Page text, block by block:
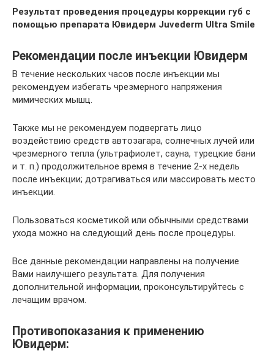
Результат проведения процедуры коррекции губ с
помощью препарата Ювидерм Juvederm Ultra Smile
Рекомендации после инъекции Ювидерм
В течение нескольких часов после инъекции мы
рекомендуем избегать чрезмерного напряжения
мимических мышц.
Также мы не рекомендуем подвергать лицо
воздействию средств автозагара, солнечных лучей или
чрезмерного тепла (ультрафиолет, сауна, турецкие бани
и т. п.) продолжительное время в течение 2-х недель
после инъекции; дотрагиваться или массировать место
инъекции.
Пользоваться косметикой или обычными средствами
ухода можно на следующий день после процедуры.
Все данные рекомендации направлены на получение
Вами наилучшего результата. Для получения
дополнительной информации, проконсультируйтесь с
лечащим врачом.
Противопоказания к применению
Ювидерм: